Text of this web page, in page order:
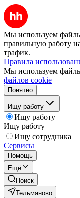
Мы используем
правильную работу
трафик.
Правила
Мы используем
файлов cookie
Понятно
Ищу работу
Ищу работу
Ищу работу
Ищу сотрудника
Сервисы
Помощь
Ещё
Поиск
Тельманово